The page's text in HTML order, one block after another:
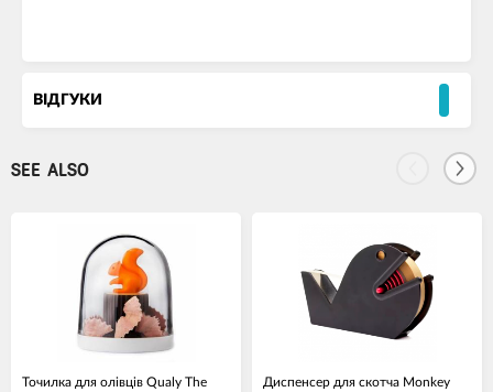
ВІДГУКИ
SEE ALSO
Точилка для олівців Qualy The
Диспенсер для скотча Monkey